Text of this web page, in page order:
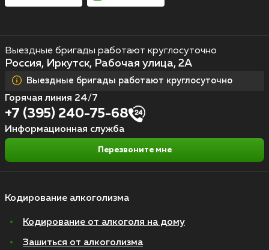
Кодирование алкоголизма
Кодирование от алкоголя на дому
Зашиться от алкоголизма
Выездные бригады работают круглосуточно
Россия, Иркутск, Рабочая улица, 2А
Выездные бригады работают круглосуточно
Горячая линия 24/7
+7 (395) 240-75-68
Информационная служба
Перезвоните мне